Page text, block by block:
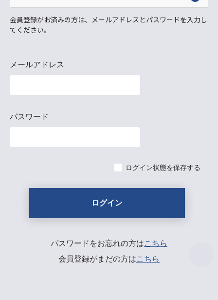
会員登録がお済みの方は、メールアドレスとパスワードを入力し
てください。
メールアドレス
パスワード
ログイン状態を保存する
パスワードをお忘れの方はこちら
会員登録がまだの方はこちら